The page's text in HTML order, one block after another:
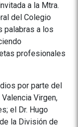
a la Mtra.
del Colegio
palabras a los
profesionales
por parte del
Virgen,
el Dr. Hugo
la División de